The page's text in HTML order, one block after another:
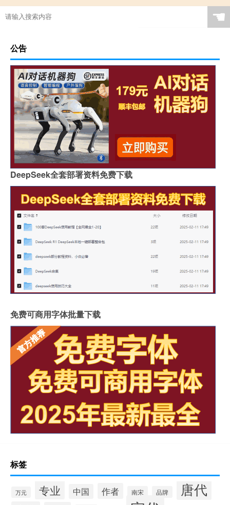
☚
公告
DeepSeek全套部署资料免费下载
免费可商用字体批量下载
标签
万元 专业 中国 作者 南宋 品牌 唐代